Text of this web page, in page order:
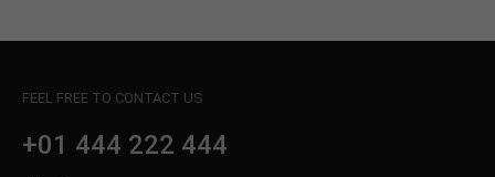
FEEL FREE TO CONTACT US
+01 444 222 444